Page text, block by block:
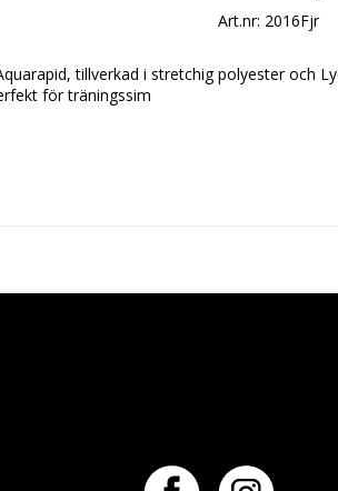
Art.nr: 2016Fjr
tillverkad i stretchig polyester och
för träningssim